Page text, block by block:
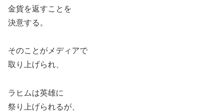
金貨を返すことを
決意する。
そのことがメディアで
取り上げられ、
ラヒムは英雄に
祭り上げられるが、